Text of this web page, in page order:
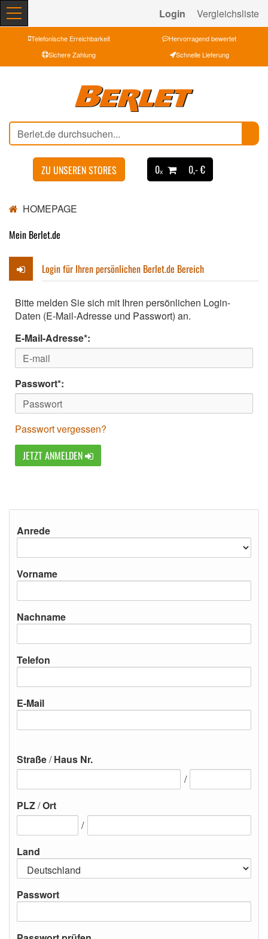
Login Vergleichsliste
Telefonische Erreichbarkeit
Hervorragend bewertet
Sichere Zahlung
Schnelle Lieferung
ZU UNSEREN STORES 0ₓ 0,- €
HOMEPAGE
Mein Berlet.de
Login für Ihren persönlichen Berlet.de Bereich
Bitte melden Sie sich mit Ihren persönlichen Login-
Daten (E-Mail-Adresse und Passwort) an.
E-Mail-Adresse*:
Passwort*:
Passwort vergessen?
JETZT ANMELDEN
Anrede
Vorname
Nachname
Telefon
E-Mail
Straße/Haus Nr.
/
PLZ/Ort
/
Land
Passwort